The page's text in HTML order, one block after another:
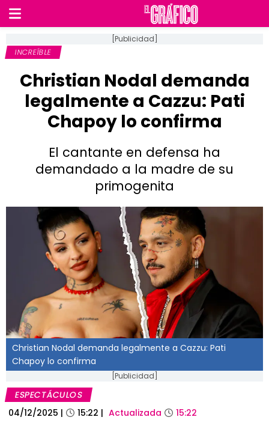
[Publicidad]
INCREÍBLE
Christian Nodal demanda
legalmente a Cazzu: Pati
Chapoy lo confirma
El cantante en defensa ha
demandado a la madre de su
primogenita
Christian Nodal demanda legalmente a Cazzu: Pati
Chapoy lo confirma
[Publicidad]
ESPECTÁCULOS
04/12/2025 | 15:22 | Actualizada 15:22